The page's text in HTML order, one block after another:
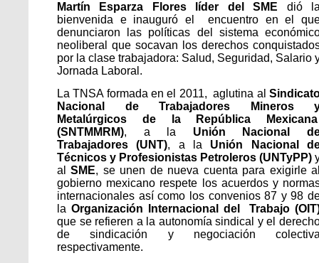
Martín Esparza Flores líder del SME dió
bienvenida e inauguró el encuentro en el
denunciaron las políticas del sistema
neoliberal que socavan los derechos
por la clase trabajadora: Salud, Seguridad, Salario
Jornada Laboral.
La TNSA formada en el 2011, aglutina al
Nacional de Trabajadores Mineros
Metalúrgicos de la República
(SNTMMRM), a la Unión Nacional
Trabajadores (UNT), a la Unión Nacional
Técnicos y Profesionistas Petroleros (UNTyPP)
alSME, se unen de nueva cuenta para exigirle
gobierno mexicano respete los acuerdos y
internacionales así como los convenios 87 y 98
la Organización Internacional del Trabajo
que se refieren a la autonomía sindical y el
de sindicación y negociación
respectivamente.